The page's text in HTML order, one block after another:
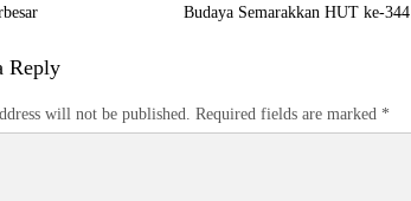
Budaya Semarakkan HUT ke-344
Reply
will not be published. Required fields are marked *